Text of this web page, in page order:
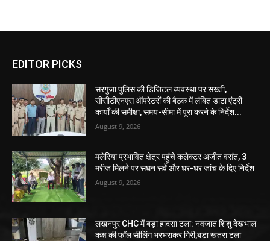
EDITOR PICKS
सरगुजा पुलिस की डिजिटल व्यवस्था पर सख्ती,
सीसीटीएनएस ऑपरेटरों की बैठक में लंबित डाटा एंट्री
कार्यों की समीक्षा, समय-सीमा में पूरा करने के निर्देश...
August 9, 2026
मलेरिया प्रभावित क्षेत्र पहुंचे कलेक्टर अजीत वसंत, 3
मरीज मिलने पर सघन सर्वे और घर-घर जांच के दिए निर्देश
August 9, 2026
लखनपुर CHC में बड़ा हादसा टला: नवजात शिशु देखभाल
कक्ष की फॉल सीलिंग भरभराकर गिरी,बड़ा खतरा टला